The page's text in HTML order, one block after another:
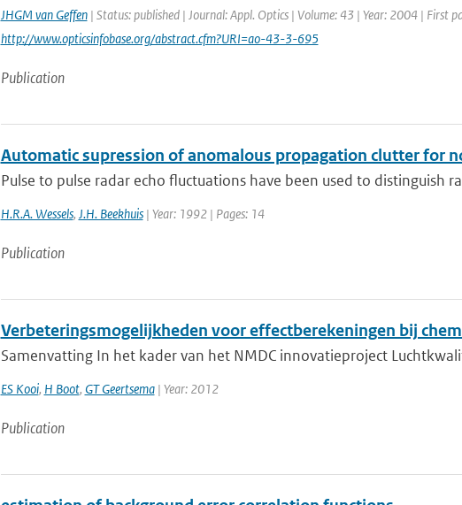
JHGM van Geffen| Status: published | Journal: Appl. Optics | Volume: 43 | Year: 2004 | First
http://www.opticsinfobase.org/abstract.cfm?URI=ao-43-3-695
Publication
Automatic supression of anomalous propagation clutter for
Pulse to pulse radar echo fluctuations have been used to distinguish
H.R.A. Wessels, J.H. Beekhuis| Year: 1992 | Pages: 14
Publication
Verbeteringsmogelijkheden voor effectberekeningen bij
Samenvatting In het kader van het NMDC innovatieproject
ES Kooi, H Boot, GT Geertsema| Year: 2012
Publication